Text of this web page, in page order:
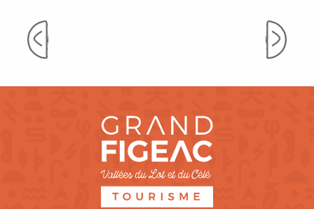
Escapar por nuestros caminos